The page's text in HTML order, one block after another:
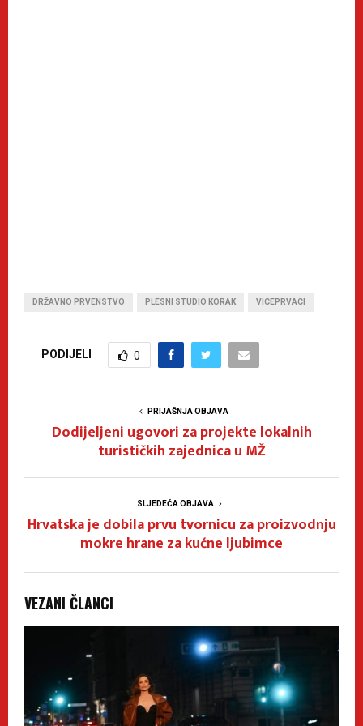
DRŽAVNO PRVENSTVO PLESNI STUDIO KORAK VICEPRVACI
PODIJELI 0
PRIJAŠNJA OBJAVA
Dodijeljeni ugovori za projekte lokalnih
turističkih zajednica u MŽ
SLJEDEĆA OBJAVA
Hrvatska je dobila prvu tvornicu za proizvodnju
mokre hrane za kućne ljubimce
VEZANI ČLANCI